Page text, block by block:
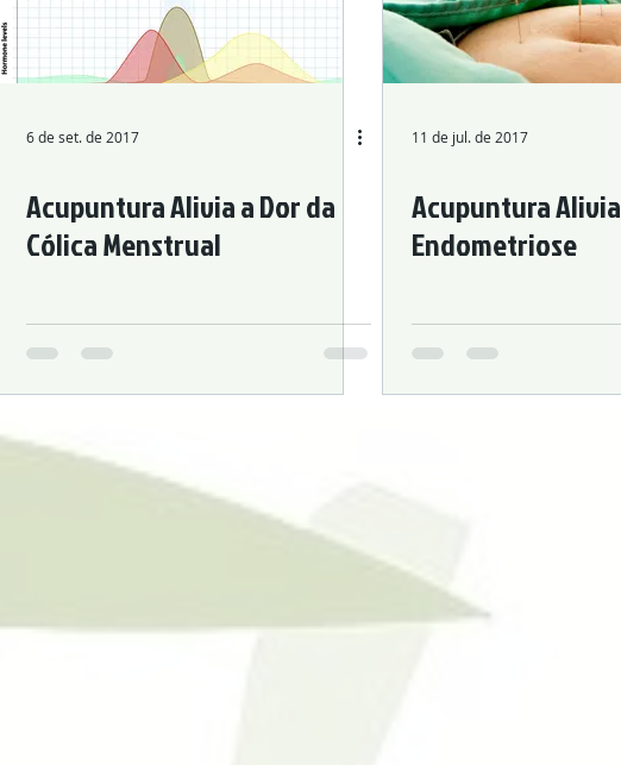
Hypertension Cardiovascular Disease Digestive Issues Cosmetic Acupuncture
6 de set. de 2017
Acupuntura Alivia a Dor da
Cólica Menstrual
11 de jul. de 2017
Acupuntura Alivia
Endometriose